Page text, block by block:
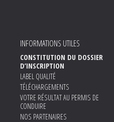
INFORMATIONS UTILES
CONSTITUTION DU DOSSIER
D’INSCRIPTION
LABEL QUALITÉ
TÉLÉCHARGEMENTS
VOTRE RÉSULTAT AU PERMIS DE
CONDUIRE
NOS PARTENAIRES